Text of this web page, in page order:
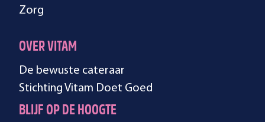
Zorg
OVER VITAM
De bewuste cateraar
Stichting Vitam Doet Goed
BLIJF OP DE HOOGTE